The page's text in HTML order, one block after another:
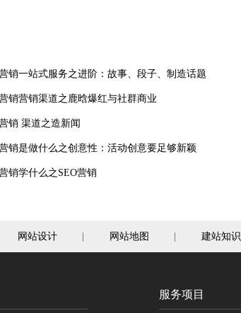
销一站式服务之进阶：故事、段子、制造话题
销营销渠道之鹿晗爆红与社群商业
销 渠道之造新闻
销是做什么之创意性：活动创意要足够新颖
销学什么之SEO营销
网站设计 网站地图 建站知识
服务项目